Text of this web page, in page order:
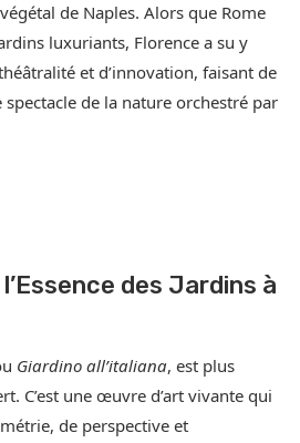
de Naples. Alors que Rome
luxuriants, Florence a su y
et d’innovation, faisant de
de la nature orchestré par
des Jardins à
Giardino all’italiana, est plus
C’est une œuvre d’art vivante qui
de perspective et